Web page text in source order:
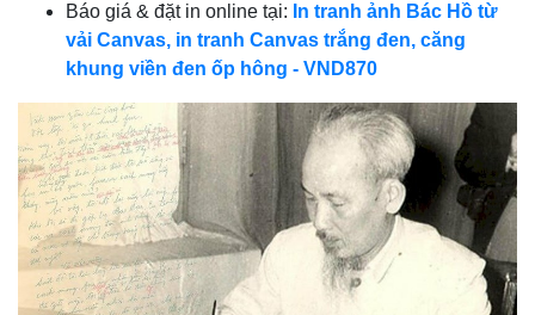
Báo giá & đặt in online tại: In tranh ảnh Bác Hồ từ
vải Canvas, in tranh Canvas trắng đen, căng
khung viền đen ốp hông - VND870